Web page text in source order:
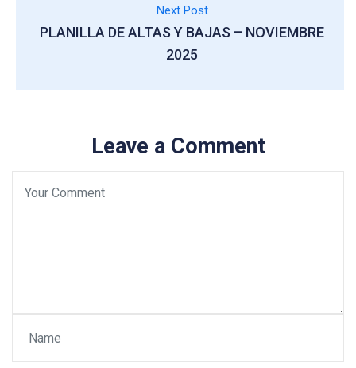
Next Post
PLANILLA DE ALTAS Y BAJAS – NOVIEMBRE
2025
Leave a Comment